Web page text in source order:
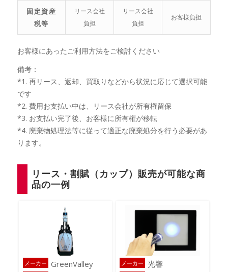
固定資産
税等
リース会社
負担
リース会社
負担
お客様負担
お客様にあったご利用方法をご検討ください
備考：
*1. 再リース、返却、買取りなどから状況に応じて選択可能
です
*2. 費用お支払い中は、リース会社が所有権留保
*3. お支払い完了後、お客様に所有権が移転
*4. 廃棄物処理法等に従って適正な廃棄処分を行う必要があ
ります。
リース・割賦（カップ）販売が可能な商
品の一例
メーカー GreenValley メーカー 光響